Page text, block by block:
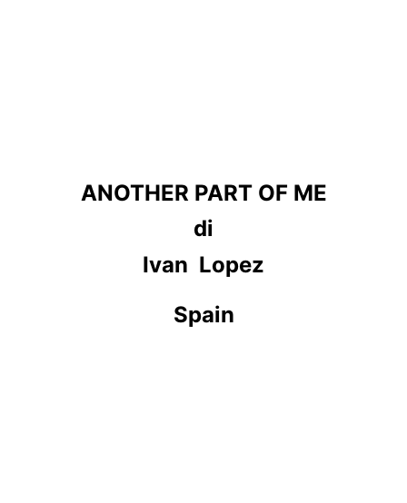
ANOTHER PART OF ME
di
Ivan  Lopez
Spain